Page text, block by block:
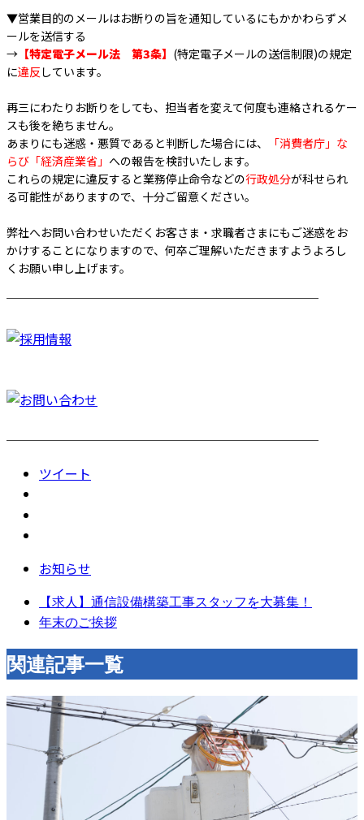
▼営業目的のメールはお断りの旨を通知しているにもかかわらずメ
ールを送信する
→ 【特定電子メール法 第3条】 (特定電子メールの送信制限)の規定
に違反 しています。
再三にわたりお断りをしても、担当者を変えて何度も連絡されるケー
スも後を絶ちません。
あまりにも迷惑・悪質であると判断した場合には、
「消費者庁」な
らび「経済産業省」 への報告を検討いたします。
これらの規定に違反すると業務停止命令などの行政処分が科せられ
る可能性がありますので、十分ご留意ください。
弊社へお問い合わせいただくお客さま・求職者さまにもご迷惑をお
かけすることになりますので、何卒ご理解いただきますようよろし
くお願い申し上げます。
────────────────────────
────────────────────────
ツイート
お知らせ
【求人】通信設備構築工事スタッフを大募集！
年末のご挨拶
関連記事一覧